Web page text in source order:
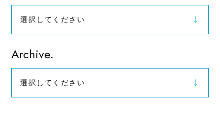
選択してください
お知らせ
Archive.
選択してください